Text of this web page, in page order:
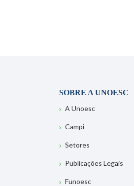
SOBRE A UNOESC
A Unoesc
Campi
Setores
Publicações Legais
Funoesc